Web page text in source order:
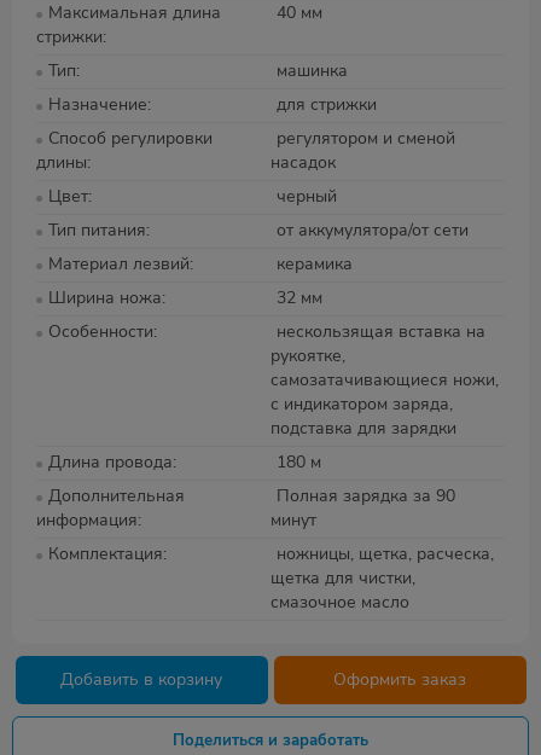
Максимальная длина
стрижки
40 мм
Тип
машинка
Назначение
для стрижки
Способ регулировки
длины
регулятором и сменой
насадок
Цвет
черный
Тип питания
от аккумулятора/от сети
Материал лезвий
керамика
Ширина ножа
32 мм
Особенности
нескользящая вставка на
рукоятке,
самозатачивающиеся ножи,
с индикатором заряда,
подставка для зарядки
Длина провода
180 м
Дополнительная
информация
Полная зарядка за 90
минут
Комплектация
ножницы, щетка, расческа,
щетка для чистки,
смазочное масло
Добавить в корзину Оформить заказ
Поделиться и заработать